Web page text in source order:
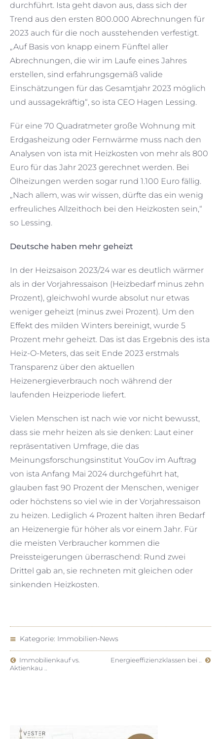
durchführt. Ista geht davon aus, dass sich der
Trend aus den ersten 800.000 Abrechnungen für
2023 auch für die noch ausstehenden verfestigt.
„Auf Basis von knapp einem Fünftel aller
Abrechnungen, die wir im Laufe eines Jahres
erstellen, sind erfahrungsgemäß valide
Einschätzungen für das Gesamtjahr 2023 möglich
und aussagekräftig“, so ista CEO Hagen Lessing.
Für eine 70 Quadratmeter große Wohnung mit
Erdgasheizung oder Fernwärme muss nach den
Analysen von ista mit Heizkosten von mehr als 800
Euro für das Jahr 2023 gerechnet werden. Bei
Ölheizungen werden sogar rund 1.100 Euro fällig.
„Nach allem, was wir wissen, dürfte das ein wenig
erfreuliches Allzeithoch bei den Heizkosten sein,“
so Lessing.
Deutsche haben mehr geheizt
In der Heizsaison 2023/24 war es deutlich wärmer
als in der Vorjahressaison (Heizbedarf minus zehn
Prozent), gleichwohl wurde absolut nur etwas
weniger geheizt (minus zwei Prozent). Um den
Effekt des milden Winters bereinigt, wurde 5
Prozent mehr geheizt. Das ist das Ergebnis des ista
Heiz-O-Meters, das seit Ende 2023 erstmals
Transparenz über den aktuellen
Heizenergieverbrauch noch während der
laufenden Heizperiode liefert.
Vielen Menschen ist nach wie vor nicht bewusst,
dass sie mehr heizen als sie denken: Laut einer
repräsentativen Umfrage, die das
Meinungsforschungsinstitut YouGov im Auftrag
von ista Anfang Mai 2024 durchgeführt hat,
glauben fast 90 Prozent der Menschen, weniger
oder höchstens so viel wie in der Vorjahressaison
zu heizen. Lediglich 4 Prozent halten ihren Bedarf
an Heizenergie für höher als vor einem Jahr. Für
die meisten Verbraucher kommen die
Preissteigerungen überraschend: Rund zwei
Drittel gab an, sie rechneten mit gleichen oder
sinkenden Heizkosten.
Kategorie: Immobilien-News
Immobilienkauf vs.
Aktienkau ..
Energieeffizienzklassen bei ..